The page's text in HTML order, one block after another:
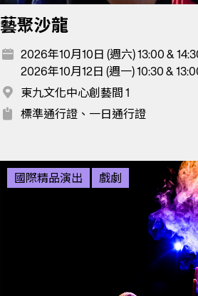
藝聚沙龍
2026年10月10日 (週六) 13:00 &
2026年10月12日 (週一) 10:30 &
東九文化中心創藝間 1
標準通行證、一日通行證
國際精品演出 戲劇